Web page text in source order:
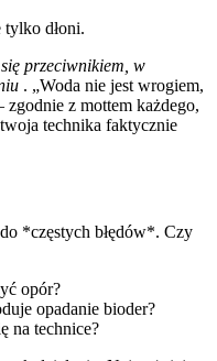
tylko dłoni.
przeciwnikiem, w
. „Woda nie jest wrogiem,
zgodnie z mottem każdego,
technika faktycznie
*częstych błędów*. Czy
opór?
opadanie bioder?
na technice?